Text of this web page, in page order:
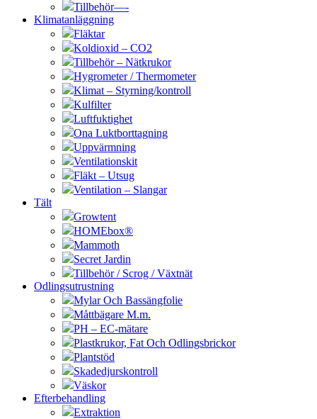
Tillbehör—-
Klimatanläggning
Fläktar
Koldioxid – CO2
Tillbehör – Nätkrukor
Hygrometer / Thermometer
Klimat – Styrning/kontroll
Kulfilter
Luftfuktighet
Ona Luktborttagning
Uppvärmning
Ventilationskit
Fläkt – Utsug
Ventilation – Slangar
Tält
Growtent
HOMEbox®
Mammoth
Secret Jardin
Tillbehör / Scrog / Växtnät
Odlingsutrustning
Mylar Och Bassängfolie
Måttbägare M.m.
PH – EC-mätare
Plastkrukor, Fat Och Odlingsbrickor
Plantstöd
Skadedjurskontroll
Väskor
Efterbehandling
Extraktion